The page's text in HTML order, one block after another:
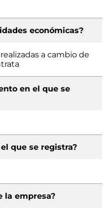
económicas?
a cambio de
en el que se
que se registra?
la empresa?